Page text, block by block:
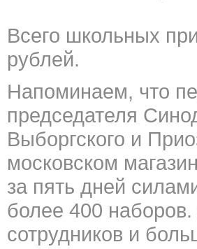
Всего школьных
рублей.
Напоминаем, что
председателя
Выборгского и
московском
за пять дней
более 400
сотрудников и